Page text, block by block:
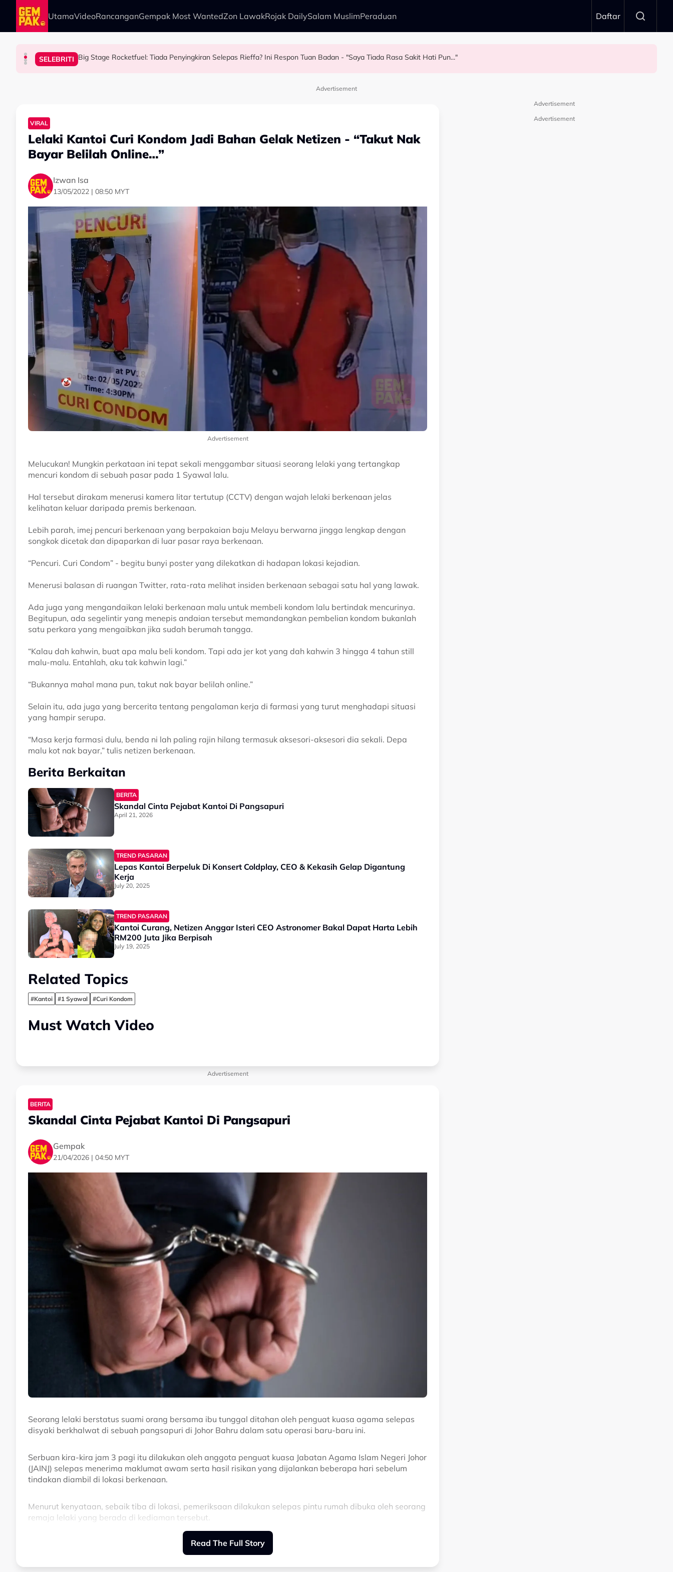
Skip to main content
UtamaVideoRancanganGempak Most WantedZon LawakRojak DailySalam MuslimPeraduan Daftar
BERITA Aliff Rakib Hadiah Rumah RM1 Juta Kepada Ibu Bapa
SELEBRITI Big Stage Rocketfuel: Tiada Penyingkiran Selepas Rieffa? Ini Respon Tuan Badan - "Saya Tiada Rasa Sakit Hati Pun..."
BERITA Atlet Golf Tidak Diculik, ‘Lari’ ke Bangkok Sebab Keluarga Rasa Bakal Suami Tak Setaraf
HIBURAN 10 Tahun Solat Atas Kerusi, Maria Tengku Sabri Syukur Boleh Solat Berdiri Selepas…
Advertisement
VIRAL
Lelaki Kantoi Curi Kondom Jadi Bahan Gelak Netizen - “Takut Nak
Bayar Belilah Online…”
Izwan Isa
13/05/2022 | 08:50 MYT
Advertisement
Melucukan! Mungkin perkataan ini tepat sekali menggambar situasi seorang lelaki yang tertangkap
mencuri kondom di sebuah pasar pada 1 Syawal lalu.
Hal tersebut dirakam menerusi kamera litar tertutup (CCTV) dengan wajah lelaki berkenaan jelas
kelihatan keluar daripada premis berkenaan.
Lebih parah, imej pencuri berkenaan yang berpakaian baju Melayu berwarna jingga lengkap dengan
songkok dicetak dan dipaparkan di luar pasar raya berkenaan.
“Pencuri. Curi Condom” - begitu bunyi poster yang dilekatkan di hadapan lokasi kejadian.
Menerusi balasan di ruangan Twitter, rata-rata melihat insiden berkenaan sebagai satu hal yang lawak.
Ada juga yang mengandaikan lelaki berkenaan malu untuk membeli kondom lalu bertindak mencurinya.
Begitupun, ada segelintir yang menepis andaian tersebut memandangkan pembelian kondom bukanlah
satu perkara yang mengaibkan jika sudah berumah tangga.
“Kalau dah kahwin, buat apa malu beli kondom. Tapi ada jer kot yang dah kahwin 3 hingga 4 tahun still
malu-malu. Entahlah, aku tak kahwin lagi.”
“Bukannya mahal mana pun, takut nak bayar belilah online.”
Selain itu, ada juga yang bercerita tentang pengalaman kerja di farmasi yang turut menghadapi situasi
yang hampir serupa.
“Masa kerja farmasi dulu, benda ni lah paling rajin hilang termasuk aksesori-aksesori dia sekali. Depa
malu kot nak bayar,” tulis netizen berkenaan.
Berita Berkaitan
BERITA
Skandal Cinta Pejabat Kantoi Di Pangsapuri
April 21, 2026
TREND PASARAN
Lepas Kantoi Berpeluk Di Konsert Coldplay, CEO & Kekasih Gelap Digantung
Kerja
July 20, 2025
TREND PASARAN
Kantoi Curang, Netizen Anggar Isteri CEO Astronomer Bakal Dapat Harta Lebih
RM200 Juta Jika Berpisah
July 19, 2025
Related Topics
#Kantoi #1 Syawal #Curi Kondom
Must Watch Video
Advertisement
BERITA
Skandal Cinta Pejabat Kantoi Di Pangsapuri
Gempak
21/04/2026 | 04:50 MYT
Seorang lelaki berstatus suami orang bersama ibu tunggal ditahan oleh penguat kuasa agama selepas
disyaki berkhalwat di sebuah pangsapuri di Johor Bahru dalam satu operasi baru-baru ini.
Serbuan kira-kira jam 3 pagi itu dilakukan oleh anggota penguat kuasa Jabatan Agama Islam Negeri Johor
(JAINJ) selepas menerima maklumat awam serta hasil risikan yang dijalankan beberapa hari sebelum
tindakan diambil di lokasi berkenaan.
Menurut kenyataan, sebaik tiba di lokasi, pemeriksaan dilakukan selepas pintu rumah dibuka oleh seorang
remaja lelaki yang berada di kediaman tersebut.
“Pihak penguat kuasa memperkenalkan diri dan meminta kerjasama penghuni sebelum pemeriksaan lanjut
dijalankan di dalam rumah berkenaan,” menurut kenyataan itu.
Read The Full Story
Advertisement
Advertisement